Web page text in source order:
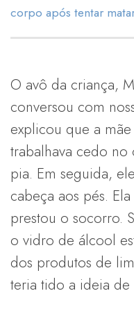
corpo após tentar
O avô da criança,
conversou com
explicou que a
trabalhava cedo
pia. Em seguida,
cabeça aos pés.
prestou o socorro.
o vidro de álcool
dos produtos de
teria tido a ideia de